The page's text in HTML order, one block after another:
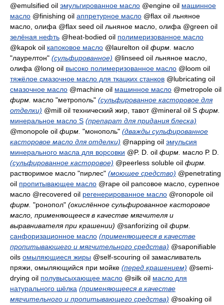
@emulsified oil эмульгированное масло @engine oil машинное
масло @finishing oil аппретурное масло @flax oil льняное
масло, олифа @flax seed oil льняное масло, олифа @green oil
зелёная нефть @heat-bodied oil полимеризованное масло
@kapok oil капоковое масло @laurelton oil фирм. масло
"лаурелтон" (сульфированное) @linseed oil льняное масло,
олифа @long oil высоко полимеризованное масло @loom oil
тяжёлое смазочное масло для ткацких станков @lubricating oil
смазочное масло @machine oil машинное масло @metropole oil
фирм. масло "метрополь" (сульфированное касторовое для
отделки) @mill oil технический жир, тавот@mineral oil S фирм.
минеральное масло S (препарат для придания блеска)
@monopole oil фирм. "монополь" (дважды сульфированное
касторовое масло для отделки) @napping oil эмульсия
минерального масла для ворсовки @P. D. oil фирм. масло Р. D.
(сульфированное касторовое) @peerless soluble oil фирм.
растворимое масло "пирлес" (моющее средство) @penetrating
oil пропитывающее масло @rape oil рапсовое масло, сурепное
масло @recovered oil регенерированное масло @ronopole oil
фирм. "ронопол" (окислённое сульфированное касторовое
масло, применяющееся в качестве мягчителя и
выравнивателя при крашении) @sanforizing oil фирм.
санфоризационное масло (применяющееся в качестве
пропитывающего и мягчительного средства) @saponifiable
oils омыляющиеся жиры @self-scouring oil замасливатель
пряжи, омыляющийся при мойке (перед крашением) @semi-
drying oil полувысыхающее масло @silk oil масло для
натурального шёлка (применяющееся в качестве
мягчительного и пропитывающего средства) @soaking oil